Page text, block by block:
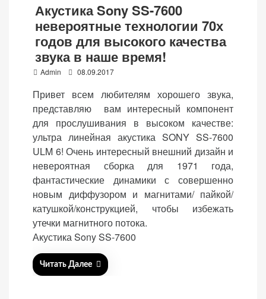
Акустика Sony SS-7600
невероятные технологии 70х
годов для высокого качества
звука в наше время!
Admin
s
t
e
d
o
n
08.09.2017
Привет всем любителям хорошего звука,
представляю вам интересный компонент
для прослушивания в высоком качестве:
ультра линейная акустика SONY SS-7600
ULM 6! Очень интересный внешний дизайн и
невероятная сборка для 1971 года,
фантастические динамики с совершенно
новым диффузором и магнитами/ пайкой/
катушкой/конструкцией, чтобы избежать
утечки магнитного потока.
Акустика Sony SS-7600
Читать Далее
Функциональные
Обеспечивают
нормальную
работу сайта. Если
вы откажетесь от
использования
этих файлов
cookie, некоторые
функции веб-сайта
исчезнут.
Статистические
(аналитика)
Анализируют
посещаемость
(Яндекс.Метрика).
Анонимно, без
персональных
данных.